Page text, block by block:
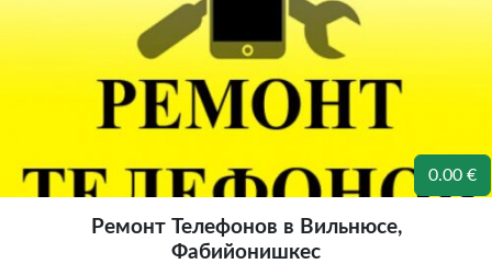
0.00 €
Ремонт Телефонов в Вильнюсе,
Фабийонишкес